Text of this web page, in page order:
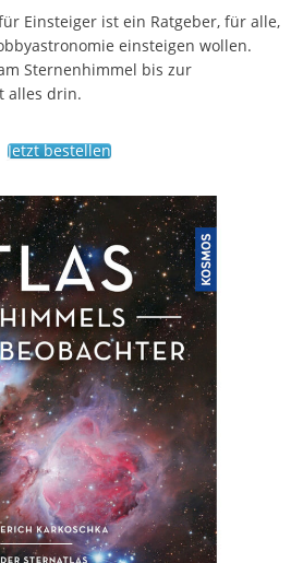
Einsteiger ist ein Ratgeber, für alle,
einsteigen wollen.
Sternenhimmel bis zur
alles drin.
Jetzt bestellen